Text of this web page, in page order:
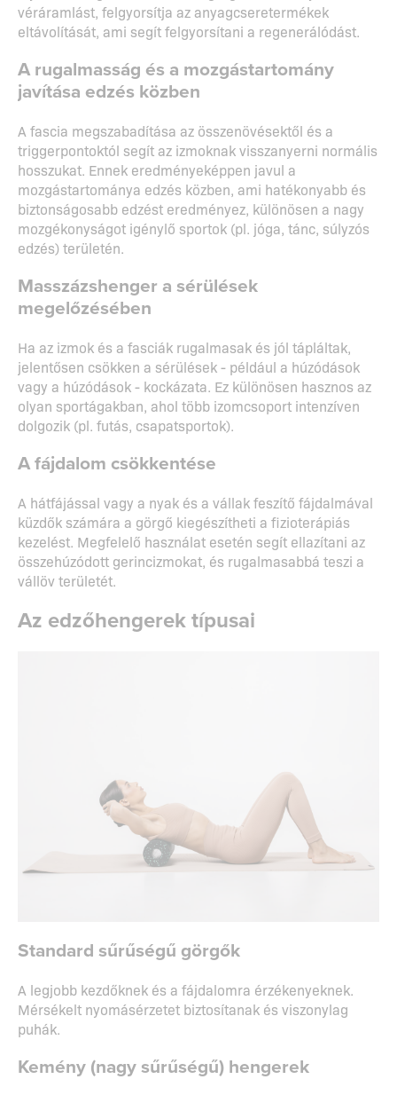
véráramlást, felgyorsítja az anyagcseretermékek
eltávolítását, ami segít felgyorsítani a regenerálódást.
A rugalmasság és a mozgástartomány
javítása edzés közben
A fascia megszabadítása az összenövésektől és a
triggerpontoktól segít az izmoknak visszanyerni normális
hosszukat. Ennek eredményeképpen javul a
mozgástartománya edzés közben, ami hatékonyabb és
biztonságosabb edzést eredményez, különösen a nagy
mozgékonyságot igénylő sportok (pl. jóga, tánc, súlyzós
edzés) területén.
Masszázshenger a sérülések
megelőzésében
Ha az izmok és a fasciák rugalmasak és jól tápláltak,
jelentősen csökken a sérülések - például a húzódások
vagy a húzódások - kockázata. Ez különösen hasznos az
olyan sportágakban, ahol több izomcsoport intenzíven
dolgozik (pl. futás, csapatsportok).
A fájdalom csökkentése
A hátfájással vagy a nyak és a vállak feszítő fájdalmával
küzdők számára a görgő kiegészítheti a fizioterápiás
kezelést. Megfelelő használat esetén segít ellazítani az
összehúzódott gerincizmokat, és rugalmasabbá teszi a
vállöv területét.
Az edzőhengerek típusai
Standard sűrűségű görgők
A legjobb kezdőknek és a fájdalomra érzékenyeknek.
Mérsékelt nyomásérzetet biztosítanak és viszonylag
puhák.
Kemény (nagy sűrűségű) hengerek